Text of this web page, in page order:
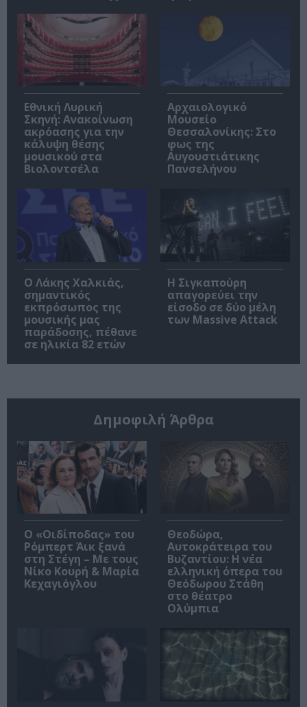
Εθνική Λυρική
Σκηνή: Ανακοίνωση
ακρόασης για την
κάλυψη θέσης
μουσικού στα
Βιολοντσέλα
Αρχαιολογικό
Μουσείο
Θεσσαλονίκης: Στο
φως της
Αυγουστιάτικης
Πανσελήνου
Ο Λάκης Χαλκιάς,
σημαντικός
εκπρόσωπος της
μουσικής μας
παράδοσης, πέθανε
σε ηλικία 82 ετών
Η Σιγκαπούρη
απαγορεύει την
είσοδο σε δύο μέλη
των Massive Attack
Δημοφιλή Άρθρα
O «Οιδίποδας» του
Ρόμπερτ Άικ ξανά
στη Στέγη – Με τους
Νίκο Κουρή & Μαρία
Κεχαγιόγλου
Θεοδώρα,
Αυτοκράτειρα του
Βυζαντίου: Η νέα
ελληνική όπερα του
Θεόδωρου Στάθη
στο θέατρο
Ολύμπια